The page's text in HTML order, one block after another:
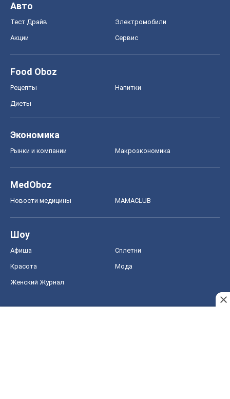
Авто
Тест Драйв Электромобили
Акции Сервис
Food Oboz
Рецепты Напитки
Диеты
Экономика
Рынки и компании Mакроэкономика
MedOboz
Новости медицины MAMACLUB
Шоу
Афиша Сплетни
Красота Мода
Женский Журнал